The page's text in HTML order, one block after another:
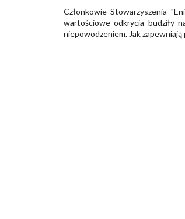
Członkowie Stowarzyszenia
wartościowe odkrycia budziły
niepowodzeniem. Jak